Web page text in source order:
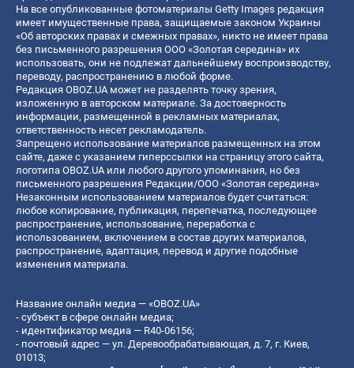
На все опубликованные фотоматериалы Getty Images редакция
имеет имущественные права, защищаемые законом Украины
«Об авторских правах и смежных правах», никто не имеет права
без письменного разрешения ООО «Золотая середина» их
использовать, они не подлежат дальнейшему воспроизводству,
переводу, распространению в любой форме.
Редакция OBOZ.UA может не разделять точку зрения,
изложенную в авторском материале. За достоверность
информации, размещенной в рекламных материалах,
ответственность несет рекламодатель.
Запрещено использование материалов размещенных на этом
сайте, даже с указанием гиперссылки на страницу этого сайта,
логотипа OBOZ.UA или любого другого упоминания, но без
письменного разрешения Редакции/ООО «Золотая середина»
Незаконным использованием материалов будет считаться:
любое копирование, публикация, перепечатка, последующее
распространение, использование, переработка с
использованием, включением в состав других материалов,
распространение, адаптация, перевод и другие подобные
изменения материала.
Название онлайн медиа — «OBOZ.UA»
- субъект в сфере онлайн медиа;
- идентификатор медиа — R40-06156;
- почтовый адрес — ул. Деревообрабатывающая, д. 7, г. Киев,
01013;